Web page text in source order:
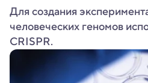
Для создания
человеческих геномов
CRISPR.